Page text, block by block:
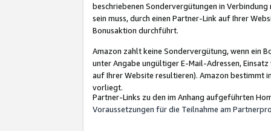
beschriebenen Sondervergütungen in Verbindung
sein muss, durch einen Partner-Link auf Ihrer
Bonusaktion durchführt.
Amazon zahlt keine Sondervergütung, wenn ein
unter Angabe ungültiger E-Mail-Adressen,
auf Ihrer Website resultieren). Amazon bestimmt
vorliegt.
Partner-Links zu den im Anhang aufgeführten
Voraussetzungen für die Teilnahme am